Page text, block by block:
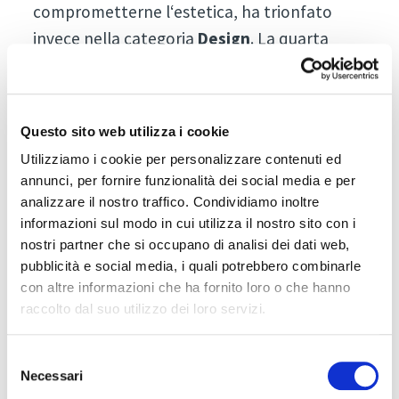
Questo sito web utilizza i cookie
Utilizziamo i cookie per personalizzare contenuti ed
annunci, per fornire funzionalità dei social media e per
analizzare il nostro traffico. Condividiamo inoltre
informazioni sul modo in cui utilizza il nostro sito con i
nostri partner che si occupano di analisi dei dati web,
pubblicità e social media, i quali potrebbero combinarle
con altre informazioni che ha fornito loro o che hanno
raccolto dal suo utilizzo dei loro servizi.
delNecessari
comprometterne l‘estetica, ha trionfato
invece nella categoria Design. La quarta
Sustainable Pioneers powered
by IDM, riservata ad esercizi del settore
marketing del valore di 10.000 Euro ha visto
vincitore il piccoloHotel Tyrol Dolomites
slow livingdi S. Maddalena in Val di Funes.
Con la certificazione di sostenibilità secondo
gli standard "Tourcert", l'hotel dimostra
infatti secondo la giuria un approccio ampio
concretizzarla nella gestione quotidiana. A
partire dalla nomina di un responsabile